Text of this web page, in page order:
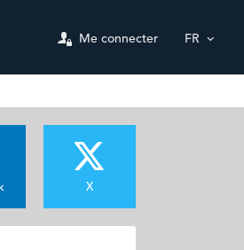
Me connecter FR
X